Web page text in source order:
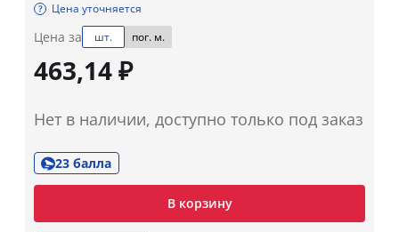
Цена уточняется
Цена за шт. пог. м.
463,14 ₽
Нет в наличии, доступно только под заказ
23 балла
В корзину